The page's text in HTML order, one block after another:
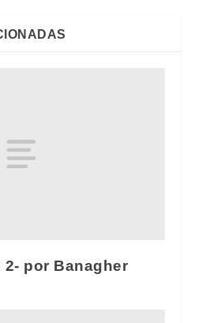
por Banagher